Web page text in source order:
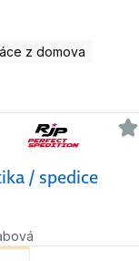
z domova
/ spedice